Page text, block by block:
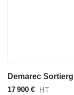
17 900 € HT